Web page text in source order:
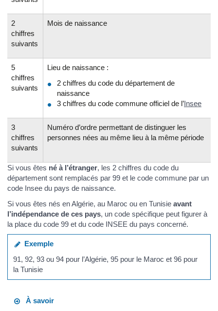
2
chiffres
suivants
Mois de naissance
5
chiffres
suivants
Lieu de naissance :
2 chiffres du code du département de
naissance
3 chiffres du code commune officiel de l’Insee
3
chiffres
suivants
Numéro d’ordre permettant de distinguer les
personnes nées au même lieu à la même période
Si vous êtes né à l’étranger, les 2 chiffres du code du
département sont remplacés par 99 et le code commune par un
code Insee du pays de naissance.
Si vous êtes nés en Algérie, au Maroc ou en Tunisie avant
l’indépendance de ces pays, un code spécifique peut figurer à
la place du code 99 et du code INSEE du pays concerné.
Exemple
91, 92, 93 ou 94 pour l’Algérie, 95 pour le Maroc et 96 pour
la Tunisie
À savoir